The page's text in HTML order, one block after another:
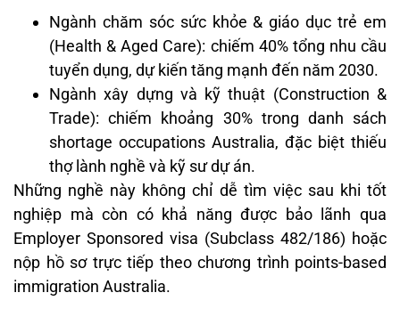
Ngành chăm sóc sức khỏe & giáo dục trẻ em
(Health & Aged Care): chiếm 40% tổng nhu cầu
tuyển dụng, dự kiến tăng mạnh đến năm 2030.
Ngành xây dựng và kỹ thuật (Construction &
Trade): chiếm khoảng 30% trong danh sách
shortage occupations Australia, đặc biệt thiếu
thợ lành nghề và kỹ sư dự án.
Những nghề này không chỉ dễ tìm việc sau khi tốt
nghiệp mà còn có khả năng được bảo lãnh qua
Employer Sponsored visa (Subclass 482/186) hoặc
nộp hồ sơ trực tiếp theo chương trình points-based
immigration Australia.